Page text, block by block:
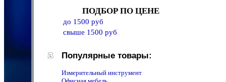
ПОДБОР ПО ЦЕНЕ
до 1500 руб
свыше 1500 руб
Популярные товары:
Измерительный инструмент